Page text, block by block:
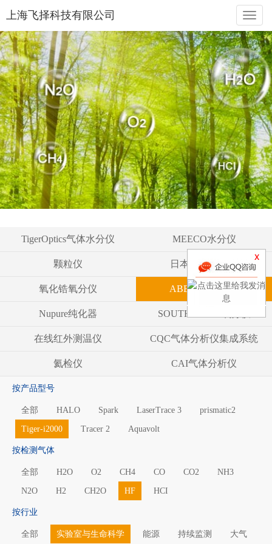
上海飞择科技有限公司
TigerOptics气体水分仪 MEECO水分仪
颗粒仪 日本液空氧分仪
氧化锆氧分仪 ABB气体分析仪
Nupure纯化器 SOUTHLAND 氧分仪
在线红外测温仪 CQC气体分析仪集成系统
氦检仪 CAI气体分析仪
按产品型号
全部 HALO Spark LaserTrace 3 prismatic2
Tiger-i2000 Tracer 2 Aquavolt
按检测气体
全部 H2O O2 CH4 CO CO2 NH3
N2O H2 CH2O HF HCI
按行业
全部 实验室与生命科学 能源 持续监测 大气